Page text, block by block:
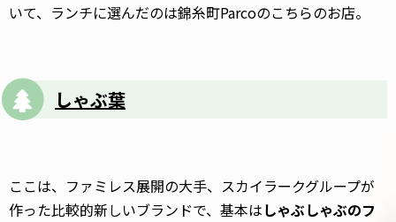
いて、ランチに選んだのは錦糸町Parcoのこちらのお店。
しゃぶ葉
ここは、ファミレス展開の大手、スカイラークグループが
作った比較的新しいブランドで、基本はしゃぶしゃぶのフ